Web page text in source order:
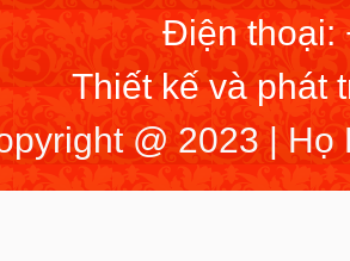
Điện thoại:
Thiết kế và phát
@ 2023 | Họ